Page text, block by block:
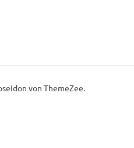
von ThemeZee.